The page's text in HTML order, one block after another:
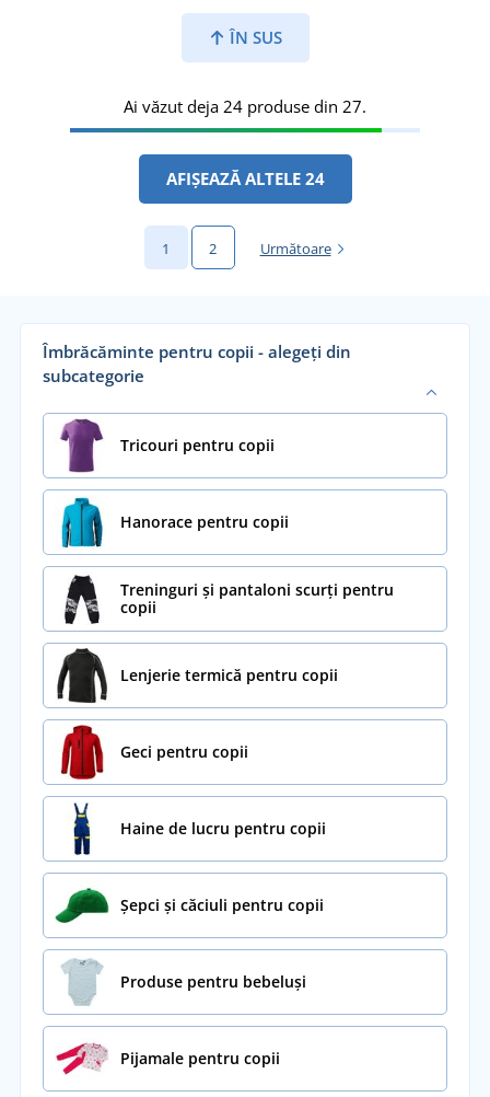
ÎN SUS
Ai văzut deja 24 produse din 27.
AFIȘEAZĂ ALTELE 24
1 2 Următoare
Îmbrăcăminte pentru copii - alegeți din
subcategorie
Tricouri pentru copii
Hanorace pentru copii
Treninguri și pantaloni scurți pentru
copii
Lenjerie termică pentru copii
Geci pentru copii
Haine de lucru pentru copii
Șepci și căciuli pentru copii
Produse pentru bebeluși
Pijamale pentru copii